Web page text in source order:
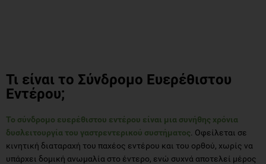
Τι είναι το Σύνδρομο Ευερέθιστου
Εντέρου;
Το σύνδρομο ευερέθιστου εντέρου είναι μια συνήθης χρόνια
δυσλειτουργία του γαστρεντερικού συστήματος . Οφείλεται σε
κινητική διαταραχή του παχέος εντέρου και του ορθού, χωρίς να
υπάρχει δομική ανωμαλία στο έντερο, ενώ συχνά αποτελεί μέρος